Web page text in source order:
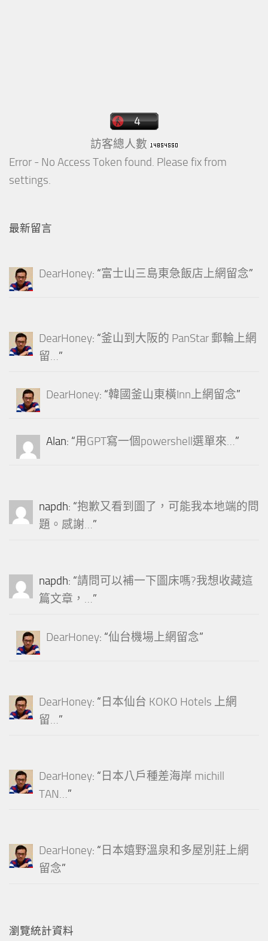
訪客總人數
Error - No Access Token found. Please fix from
settings.
最新留言
DearHoney: “富士山三島東急飯店上網留念”
DearHoney: “釜山到大阪的 PanStar 郵輪上網
留…”
DearHoney: “韓國釜山東橫Inn上網留念”
Alan: “用GPT寫一個powershell選單來…”
napdh: “抱歉又看到圖了，可能我本地端的問
題。感謝…”
napdh: “請問可以補一下圖床嗎?我想收藏這
篇文章，…”
DearHoney: “仙台機場上網留念”
DearHoney: “ 日本仙台 KOKO Hotels 上網
留…”
DearHoney: “ 日本八戶種差海岸 michill
TAN…”
DearHoney: “ 日本嬉野溫泉和多屋別莊上網
留念”
瀏覽統計資料